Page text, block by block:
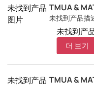
未找到产品
图片
TMUA &
未找到产品描
未找到产
더 보기
未找到产品 TMUA &